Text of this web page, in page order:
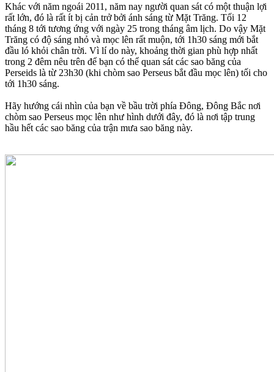
Khác với năm ngoái 2011, năm nay người quan sát có một thuận lợi
rất lớn, đó là rất ít bị cản trở bởi ánh sáng từ Mặt Trăng. Tối 12
tháng 8 tới tương ứng với ngày 25 trong tháng âm lịch. Do vậy Mặt
Trăng có độ sáng nhỏ và mọc lên rất muộn, tới 1h30 sáng mới bắt
đầu ló khỏi chân trời. Vì lí do này, khoảng thời gian phù hợp nhất
trong 2 đêm nêu trên để bạn có thể quan sát các sao băng của
Perseids là từ 23h30 (khi chòm sao Perseus bắt đầu mọc lên) tối cho
tới 1h30 sáng.
Hãy hướng cái nhìn của bạn về bầu trời phía Đông, Đông Bắc nơi
chòm sao Perseus mọc lên như hình dưới đây, đó là nơi tập trung
hầu hết các sao băng của trận mưa sao băng này.